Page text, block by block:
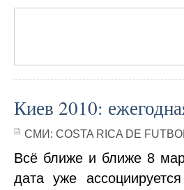
Киев 2010:
СМИ: COSTA RICA DE
Всё ближе и ближе 8
дата уже